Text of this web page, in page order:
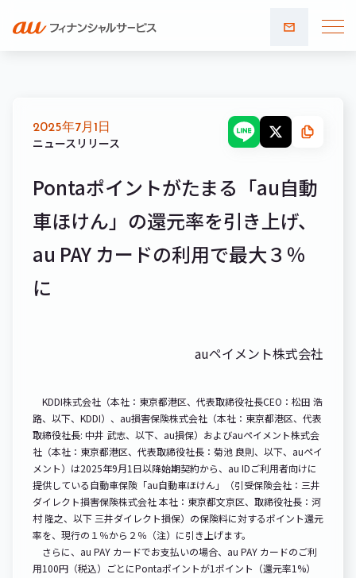
合わせ
2025年7月1日
ニュースリリース
Pontaポイントがたまる「au自動
車ほけん」の還元率を引き上げ、
au PAY カードの利用で最大３％
に
auペイメント株式会社
KDDI株式会社（本社：東京都港区、代表取締役社長CEO：松田 浩
路、以下、KDDI）、au損害保険株式会社（本社：東京都港区、代表
取締役社長: 中井 武志、以下、au損保）およびauペイメント株式会
社（本社：東京都港区、代表取締役社長：菊池 良則、以下、auペイ
メント）は2025年9月1日以降始期契約から、au IDご利用者向けに
提供している自動車保険「au自動車ほけん」（引受保険会社：三井
ダイレクト損害保険株式会社 本社：東京都文京区、取締役社長：河
村 隆之、以下 三井ダイレクト損保）の保険料に対するポイント還元
率を、現行の１％から２％（注）に引き上げます。
さらに、au PAY カードでお支払いの場合、au PAY カードのご利
用100円（税込）ごとにPontaポイントが1ポイント（還元率1%）